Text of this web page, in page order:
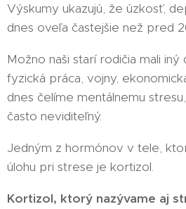
Výskumy ukazujú, že úzkosť,
dnes oveľa častejšie než pred
Možno naši starí rodičia mali iný
fyzická práca, vojny,
dnes čelíme mentálnemu
často neviditeľný.
Jedným z hormónov v tele,
úlohu pri strese je kortizol.
Kortizol, ktorý nazývame aj